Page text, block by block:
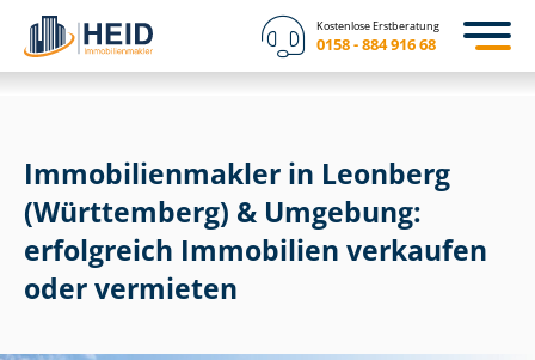
Kostenlose Erstberatung
0158 - 884 916 68
Im­mo­bi­li­en­mak­ler in Leonberg
(Württemberg) & Umgebung:
erfolgreich Immobilien verkaufen
oder vermieten